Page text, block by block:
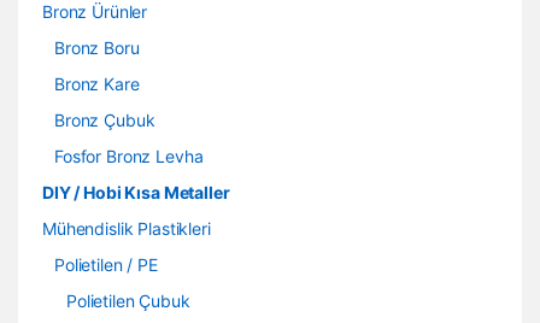
Bronz Ürünler
Bronz Boru
Bronz Kare
Bronz Çubuk
Fosfor Bronz Levha
DIY / Hobi Kısa Metaller
Mühendislik Plastikleri
Polietilen / PE
Polietilen Çubuk